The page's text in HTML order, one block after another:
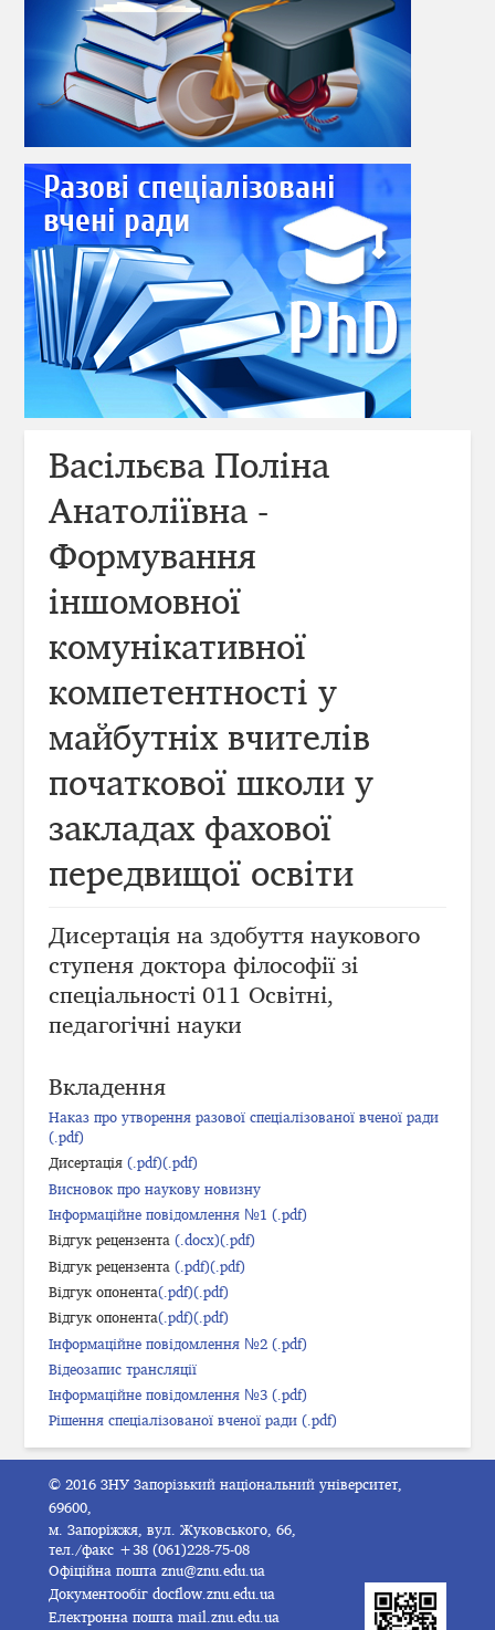
Васільєва Поліна
Анатоліївна -
Формування
іншомовної
комунікативної
компетентності у
майбутніх вчителів
початкової школи у
закладах фахової
передвищої освіти
Дисертація на здобуття наукового
ступеня доктора філософії зі
спеціальності 011 Освітні,
педагогічні науки
Вкладення
Наказ про утворення разової спеціалізованої вченої ради
(.pdf)
Дисертація(.pdf)(.pdf)
Висновок про наукову новизну
Інформаційне повідомлення №1 (.pdf)
Відгук рецензента(.docx)(.pdf)
Відгук рецензента(.pdf)(.pdf)
Відгук опонента(.pdf)(.pdf)
Відгук опонента(.pdf)(.pdf)
Інформаційне повідомлення №2 (.pdf)
Відеозапис трансляції
Інформаційне повідомлення №3 (.pdf)
Рішення спеціалізованої вченої ради (.pdf)
© 2016 ЗНУ Запорізький національний університет,
69600,
м. Запоріжжя, вул. Жуковського, 66,
тел./факс +38 (061)228-75-08
Офіційна поштаznu@znu.edu.ua
Документообігdocflow.znu.edu.ua
Електронна поштаmail.znu.edu.ua